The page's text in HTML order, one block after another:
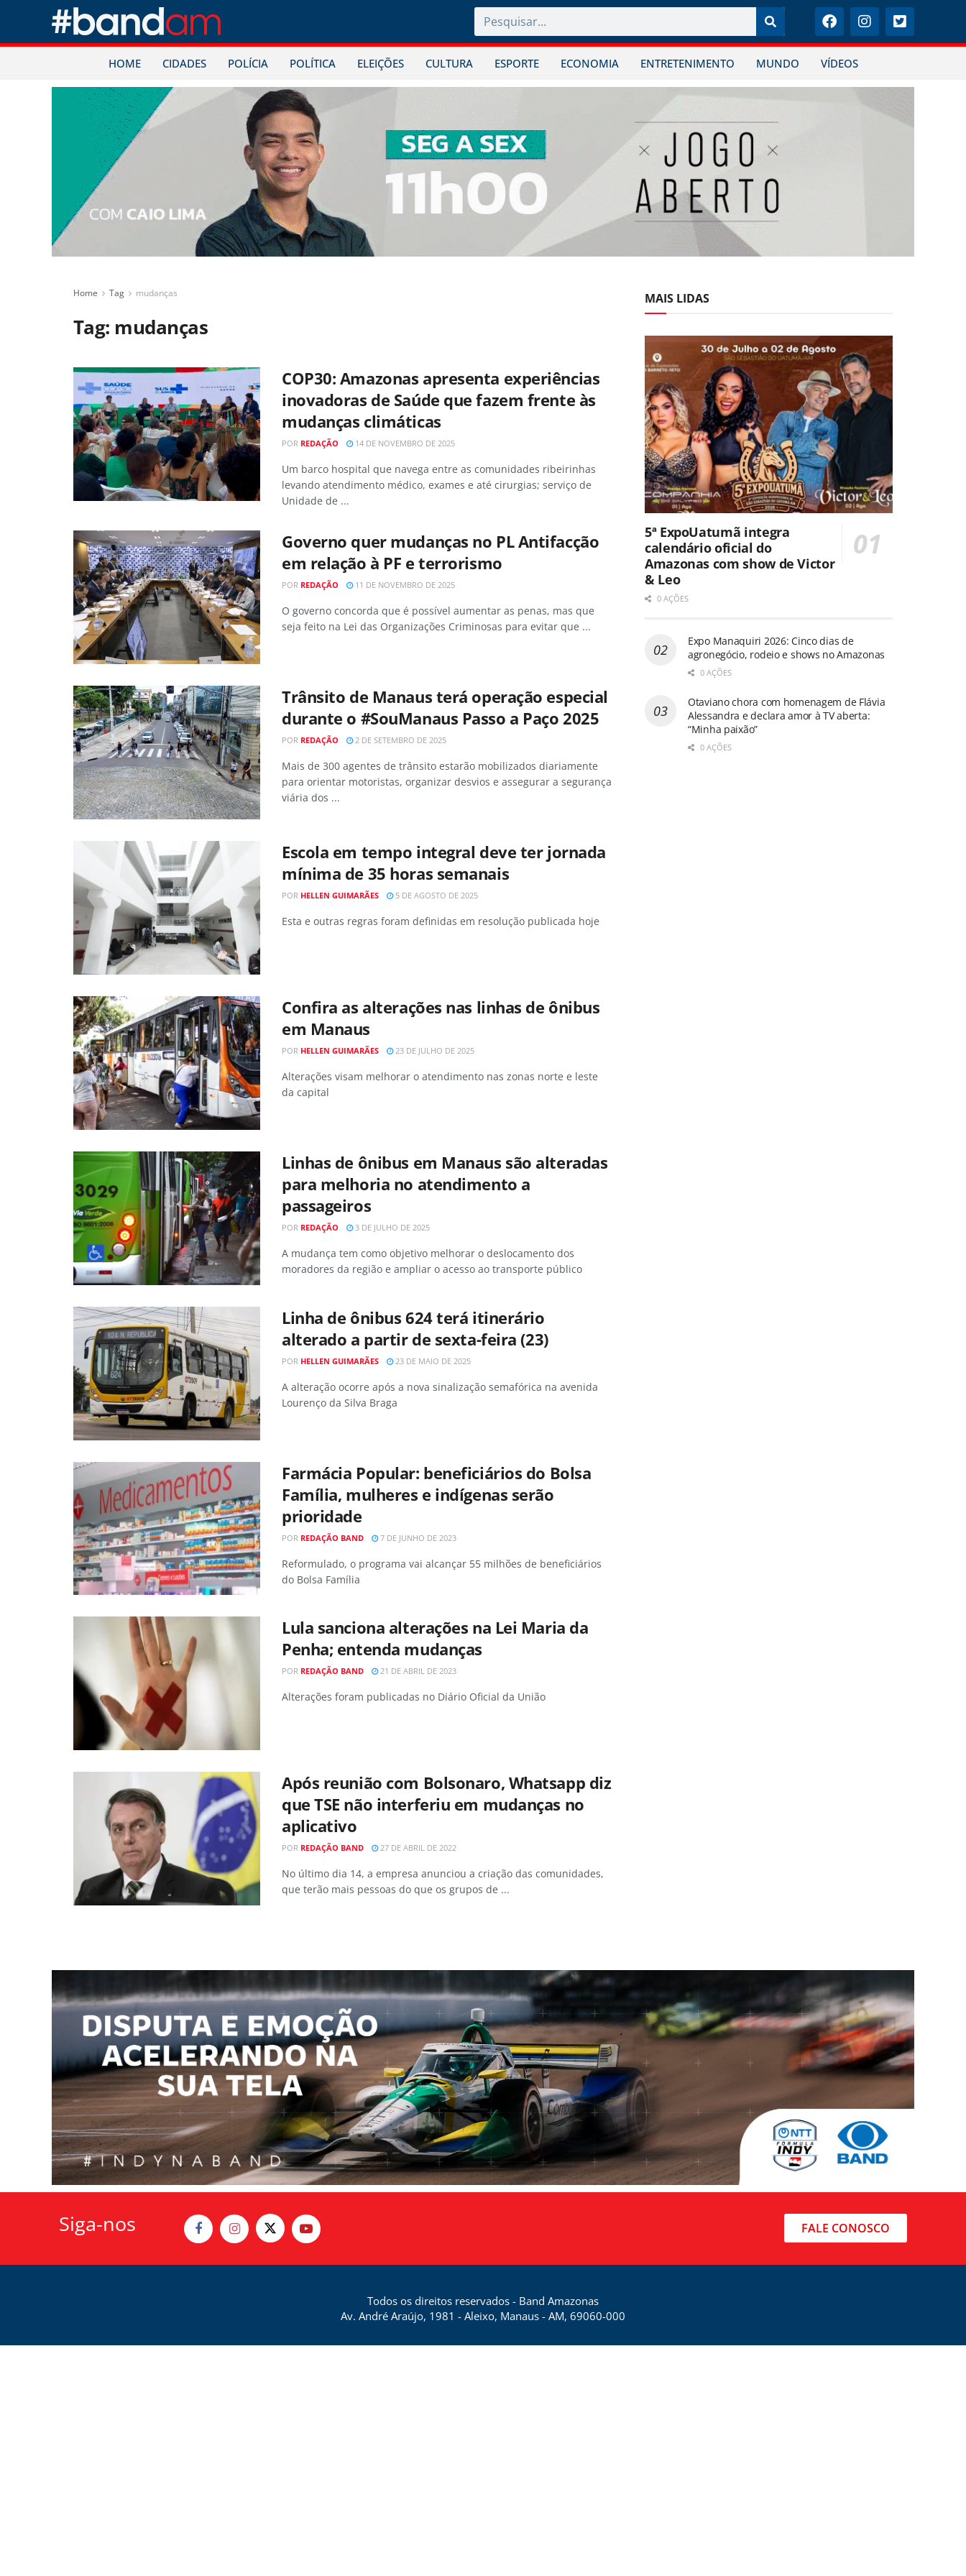
HOME CIDADES POLÍCIA POLÍTICA ELEIÇÕES CULTURA ESPORTE ECONOMIA ENTRETENIMENTO MUNDO VÍDEOS
Home Tag mudanças
Tag: mudanças
COP30: Amazonas apresenta experiências
inovadoras de Saúde que fazem frente às
mudanças climáticas
POR REDAÇÃO 14 DE NOVEMBRO DE 2025
Um barco hospital que navega entre as comunidades ribeirinhas
levando atendimento médico, exames e até cirurgias; serviço de
Unidade de ...
Governo quer mudanças no PL Antifacção
em relação à PF e terrorismo
POR REDAÇÃO 11 DE NOVEMBRO DE 2025
O governo concorda que é possível aumentar as penas, mas que
seja feito na Lei das Organizações Criminosas para evitar que ...
Trânsito de Manaus terá operação especial
durante o #SouManaus Passo a Paço 2025
POR REDAÇÃO 2 DE SETEMBRO DE 2025
Mais de 300 agentes de trânsito estarão mobilizados diariamente
para orientar motoristas, organizar desvios e assegurar a segurança
viária dos ...
Escola em tempo integral deve ter jornada
mínima de 35 horas semanais
POR HELLEN GUIMARÃES 5 DE AGOSTO DE 2025
Esta e outras regras foram definidas em resolução publicada hoje
Confira as alterações nas linhas de ônibus
em Manaus
POR HELLEN GUIMARÃES 23 DE JULHO DE 2025
Alterações visam melhorar o atendimento nas zonas norte e leste
da capital
Linhas de ônibus em Manaus são alteradas
para melhoria no atendimento a
passageiros
POR REDAÇÃO 3 DE JULHO DE 2025
A mudança tem como objetivo melhorar o deslocamento dos
moradores da região e ampliar o acesso ao transporte público
Linha de ônibus 624 terá itinerário
alterado a partir de sexta-feira (23)
POR HELLEN GUIMARÃES 23 DE MAIO DE 2025
A alteração ocorre após a nova sinalização semafórica na avenida
Lourenço da Silva Braga
Farmácia Popular: beneficiários do Bolsa
Família, mulheres e indígenas serão
prioridade
POR REDAÇÃO BAND 7 DE JUNHO DE 2023
Reformulado, o programa vai alcançar 55 milhões de beneficiários
do Bolsa Família
Lula sanciona alterações na Lei Maria da
Penha; entenda mudanças
POR REDAÇÃO BAND 21 DE ABRIL DE 2023
Alterações foram publicadas no Diário Oficial da União
Após reunião com Bolsonaro, Whatsapp diz
que TSE não interferiu em mudanças no
aplicativo
POR REDAÇÃO BAND 27 DE ABRIL DE 2022
No último dia 14, a empresa anunciou a criação das comunidades,
que terão mais pessoas do que os grupos de ...
MAIS LIDAS
5ª ExpoUatumã integra
calendário oficial do
Amazonas com show de Victor
& Leo
0 AÇÕES
Expo Manaquiri 2026: Cinco dias de
agronegócio, rodeio e shows no Amazonas
0 AÇÕES
Otaviano chora com homenagem de Flávia
Alessandra e declara amor à TV aberta:
“Minha paixão”
0 AÇÕES
Siga-nos FALE CONOSCO
Todos os direitos reservados - Band Amazonas
Av. André Araújo, 1981 - Aleixo, Manaus - AM, 69060-000